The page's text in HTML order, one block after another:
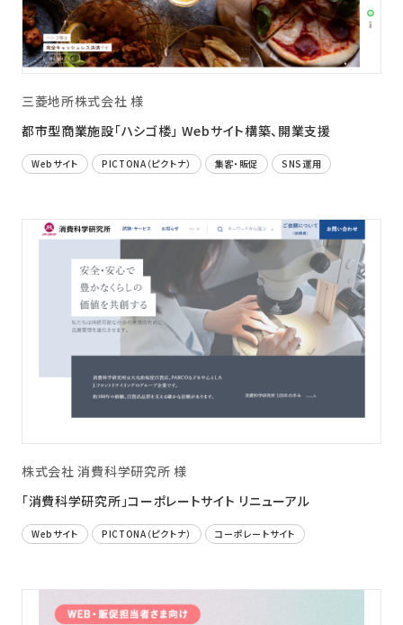
三菱地所株式会社 様
都市型商業施設「ハシゴ楼」 Webサイト構築、開業支援
Webサイト PICTONA（ピクトナ） 集客・販促 SNS運用
株式会社 消費科学研究所 様
「消費科学研究所」コーポレートサイト リニューアル
Webサイト PICTONA（ピクトナ） コーポレートサイト